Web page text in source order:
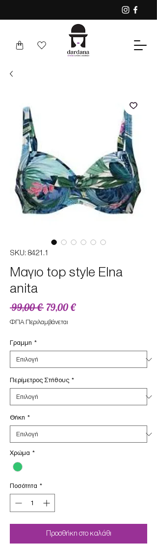
SKU: 8421.1
Mαγιο top style Elna
anita
99,00 € Κανονική
τιμή
79,00 €Τιμή
ΦΠΑ Περιλαμβάνεται
Γραμμη *
Περίμετρος Στήθους *
Θήκη *
Χρώμα *
Ποσότητα *
Προσθήκη στο καλάθι